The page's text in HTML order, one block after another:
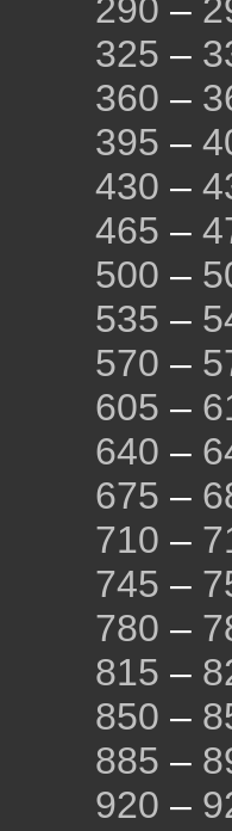
290 –
325 –
360 –
395 –
430 –
465 –
500 –
535 –
570 –
605 –
640 –
675 –
710 –
745 –
780 –
815 –
850 –
885 –
920 –